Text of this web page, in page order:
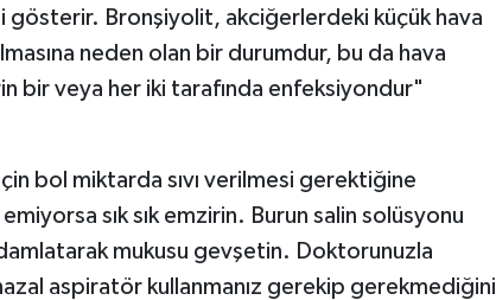
gösterir. Bronşiyolit, akciğerlerdeki küçük hava
neden olan bir durumdur, bu da hava
bir veya her iki tarafında enfeksiyondur"
bol miktarda sıvı verilmesi gerektiğine
sık sık emzirin. Burun salin solüsyonu
mukusu gevşetin. Doktorunuzla
aspiratör kullanmanız gerekip gerekmediğini